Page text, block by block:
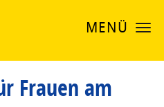
MENÜ
Frauen am